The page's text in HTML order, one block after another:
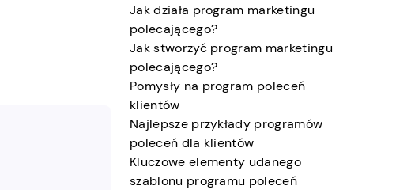
Jak działa program marketingu
polecającego?
Jak stworzyć program marketingu
polecającego?
Pomysły na program poleceń
klientów
Najlepsze przykłady programów
poleceń dla klientów
Kluczowe elementy udanego
szablonu programu poleceń